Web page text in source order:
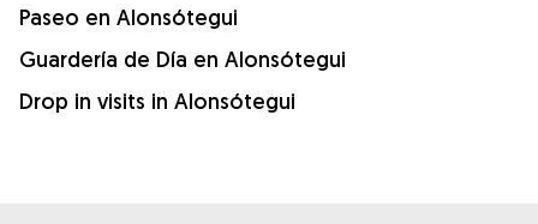
Paseo en Alonsótegui
Guardería de Día en Alonsótegui
Drop in visits in Alonsótegui